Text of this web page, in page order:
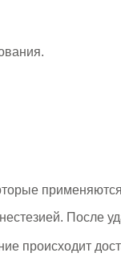
После
происходит